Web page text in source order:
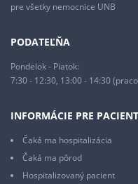
pre všetky nemocnice UNB
PODATEĽŇA
Pondelok - Piatok:
7:30 - 12:30, 13:00 - 14:30
INFORMÁCIE PRE
Čaká ma hospitalizácia
Čaká ma pôrod
Hospitalizovaný pacient